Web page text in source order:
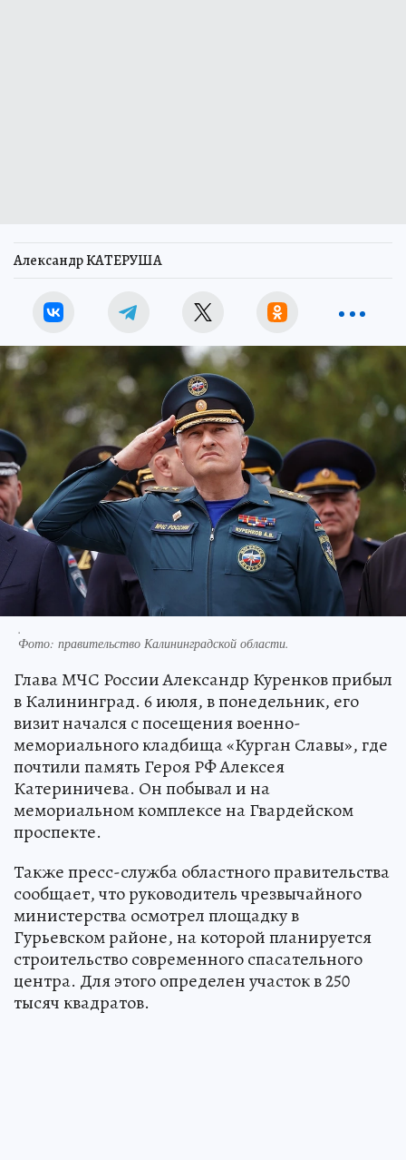
Александр КАТЕРУША
.
Фото: правительство Калининградской области.
Глава МЧС России Александр Куренков прибыл
в Калининград. 6 июля, в понедельник, его
визит начался с посещения военно-
мемориального кладбища «Курган Славы», где
почтили память Героя РФ Алексея
Катериничева. Он побывал и на
мемориальном комплексе на Гвардейском
проспекте.
Также пресс-служба областного правительства
сообщает, что руководитель чрезвычайного
министерства осмотрел площадку в
Гурьевском районе, на которой планируется
строительство современного спасательного
центра. Для этого определен участок в 250
тысяч квадратов.